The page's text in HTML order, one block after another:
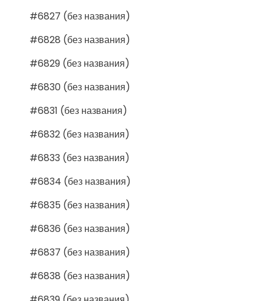
#6827 (без названия)
#6828 (без названия)
#6829 (без названия)
#6830 (без названия)
#6831 (без названия)
#6832 (без названия)
#6833 (без названия)
#6834 (без названия)
#6835 (без названия)
#6836 (без названия)
#6837 (без названия)
#6838 (без названия)